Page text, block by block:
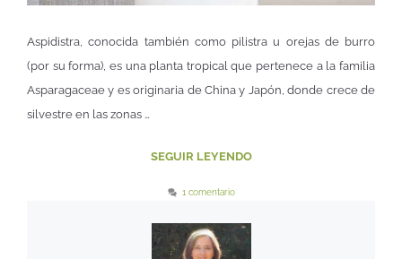
Aspidistra, conocida también como pilistra u orejas de burro
(por su forma), es una planta tropical que pertenece a la familia
Asparagaceae y es originaria de China y Japón, donde crece de
silvestre en las zonas …
SEGUIR LEYENDO
1 comentario